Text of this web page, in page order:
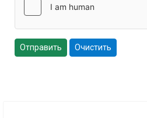
Отправить Очистить